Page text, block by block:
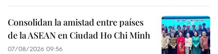
Consolidan la amistad entre países
de la ASEAN en Ciudad Ho Chi Minh
07/08/2026 09:56